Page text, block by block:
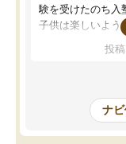
験を受けたのち入
子供は楽しいよう
先生は良い方が
教室は少し狭い
など生徒さんが
ないかな？と感じ
投
ナ